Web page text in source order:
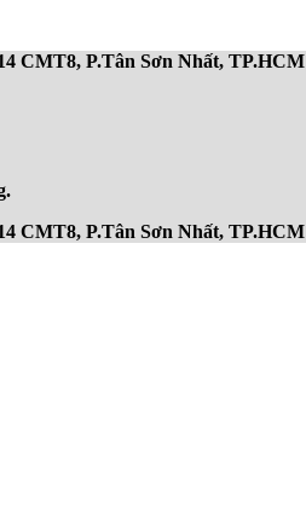
CMT8, P.Tân Sơn Nhất, TP.HCM
CMT8, P.Tân Sơn Nhất, TP.HCM